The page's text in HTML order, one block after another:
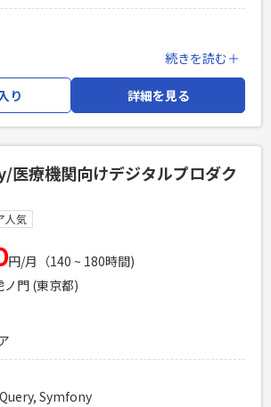
。 直近でサービスがリニューアルし、れ
ィーかつ効率的なシステムにしていく必
実施していきます。 ご担当いただく工程
発で基本設計から担当した経験 ・
験3年以上 ・Node.js経験が1〜2年以上 ・
験
サービスの開発経験4年以上
開発経験1年以上
のチームでの開発経験
続きを読む＋
り 詳細を見る
療機関向けデジタルプロダク
人気
円/月（140 ~ 180時間)
ノ門 (東京都)
Symfony